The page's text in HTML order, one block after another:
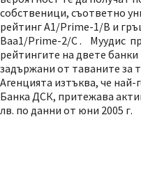
собственици, съответно
рейтинг А1/Prime-1/B и
Baa1/Prime-2/C . Муудис
рейтингите на двете банки
задържани от таваните за
Агенцията изтъква, че най-
Банка ДСК, притежава
лв. по данни от юни 2005 г.